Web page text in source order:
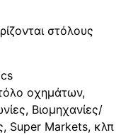
στόλους
οχημάτων,
Βιομηχανίες/
Super Markets, κλπ